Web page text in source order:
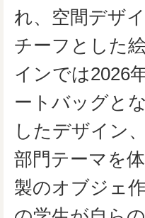
れ、空間デザ
チーフとした
インでは2026
ートバッグと
したデザイン
部門テーマを
製のオブジェ